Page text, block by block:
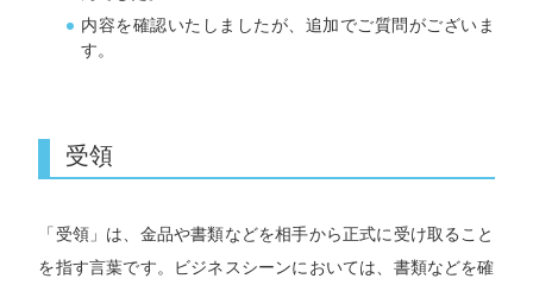
内容を確認いたしましたが、追加でご質問がございま
す。
受領
「受領」は、金品や書類などを相手から正式に受け取ること
を指す言葉です。ビジネスシーンにおいては、書類などを確